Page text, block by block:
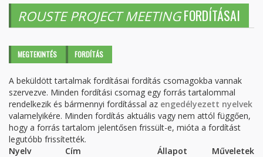
ROUSTE PROJECT MEETINGFORDÍTÁSAI
Elsődleges fülek
MEGTEKINTÉS FORDÍTÁS
A beküldött tartalmak fordításai fordítás csomagokba vannak
szervezve. Minden fordítási csomag egy forrás tartalommal
rendelkezik és bármennyi fordítással az engedélyezett nyelvek
valamelyikére. Minden fordítás aktuális vagy nem attól függően,
hogy a forrás tartalom jelentősen frissült-e, mióta a fordítást
legutóbb frissítették.
Nyelv
Cím Állapot Műveletek